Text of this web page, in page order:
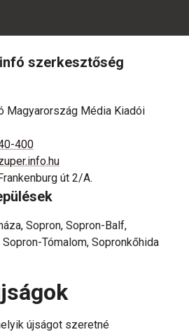
szerkesztőség
Magyarország Média Kiadói
400
út 2/A.
Sopron, Sopron-Balf,
Tómalom, Sopronkőhida
újságot szeretné